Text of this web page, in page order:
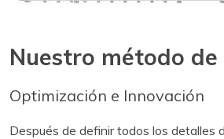
Nuestro método
Optimización e Innovación
Después de definir todos los detalles